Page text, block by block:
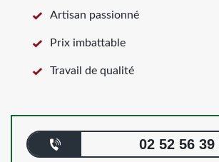
Artisan passionné
Prix imbattable
Travail de qualité
02 52 56 39